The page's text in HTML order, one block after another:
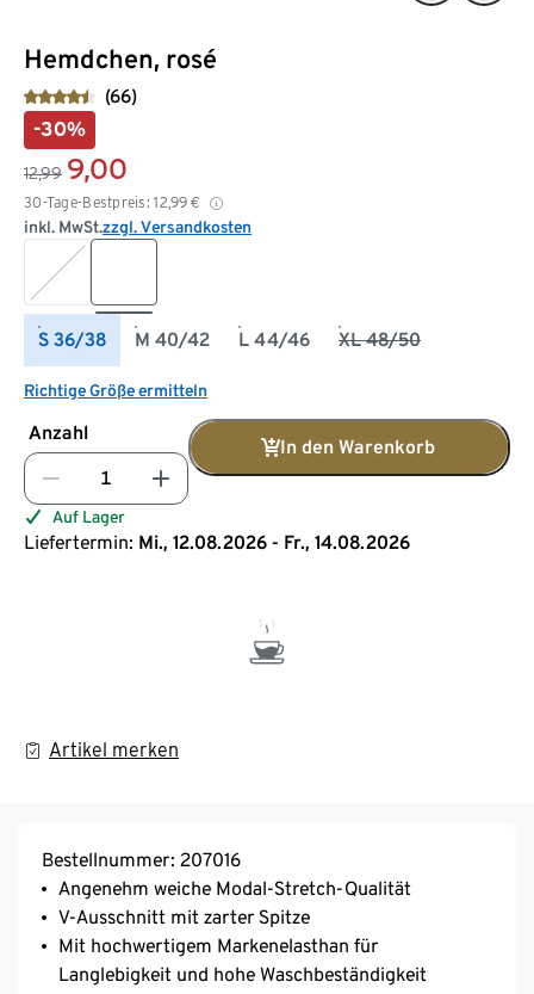
Hemdchen, rosé
(66)
-30%
12,99 9,00
30-Tage-Bestpreis: 12,99 €
inkl. MwSt.zzgl. Versandkosten
S 36/38 M 40/42 L 44/46 XL 48/50
Richtige Größe ermitteln
Anzahl
In den Warenkorb
Auf Lager
Liefertermin: Mi., 12.08.2026 - Fr., 14.08.2026
Artikel merken
Bestellnummer: 207016
Angenehm weiche Modal-Stretch-Qualität
V-Ausschnitt mit zarter Spitze
Mit hochwertigem Markenelasthan für
Langlebigkeit und hohe Waschbeständigkeit